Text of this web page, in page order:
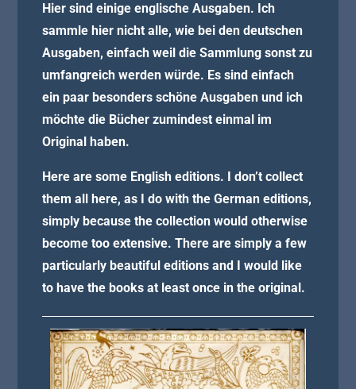
Hier sind einige englische Ausgaben. Ich
sammle hier nicht alle, wie bei den deutschen
Ausgaben, einfach weil die Sammlung sonst zu
umfangreich werden würde. Es sind einfach
ein paar besonders schöne Ausgaben und ich
möchte die Bücher zumindest einmal im
Original haben.
Here are some English editions. I don’t collect
them all here, as I do with the German editions,
simply because the collection would otherwise
become too extensive. There are simply a few
particularly beautiful editions and I would like
to have the books at least once in the original.